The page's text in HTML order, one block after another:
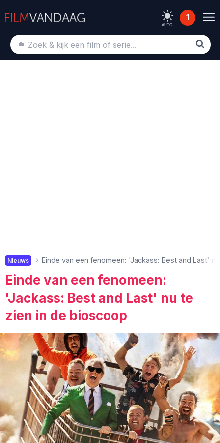
AUTO
1
Nieuws Einde van een fenomeen: 'Jackass: Best and Last'
Einde van een fenomeen:
'Jackass: Best and Last' nu te
zien in de bioscoop